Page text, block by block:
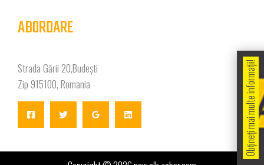
ABORDARE
Strada Gării 20,Budești
Zip 915100, Romania
Obțineți mai multe informații!